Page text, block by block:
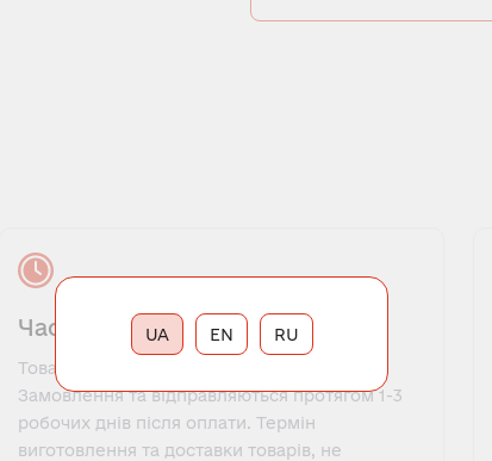
Час виконання замовлення
Товари, які є в наявності, оформляються у
Замовлення та відправляються протягом 1-3
робочих днів після оплати. Термін
виготовлення та доставки товарів, не
RU
UA EN